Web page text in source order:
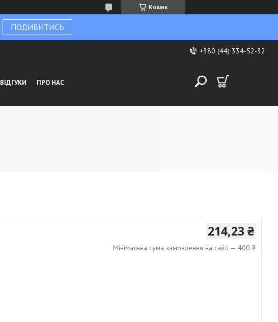
Кошик
ПОДИВИТИСЬ
+380 (44) 334-52-32
ВІДГУКИ ПРО НАС
214,23 ₴
Мінімальна сума замовлення на сайті — 400 ₴